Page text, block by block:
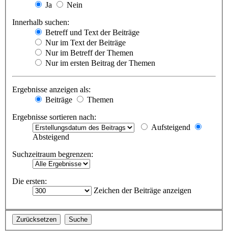
Ja
Nein
Innerhalb suchen:
Betreff und Text der Beiträge
Nur im Text der Beiträge
Nur im Betreff der Themen
Nur im ersten Beitrag der Themen
Ergebnisse anzeigen als:
Beiträge
Themen
Ergebnisse sortieren nach:
Aufsteigend
Absteigend
Suchzeitraum begrenzen:
Die ersten:
Zeichen der Beiträge anzeigen